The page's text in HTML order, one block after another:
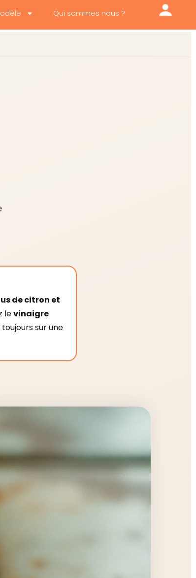
Qui sommes nous ?
de citron et
levinaigre
sur une